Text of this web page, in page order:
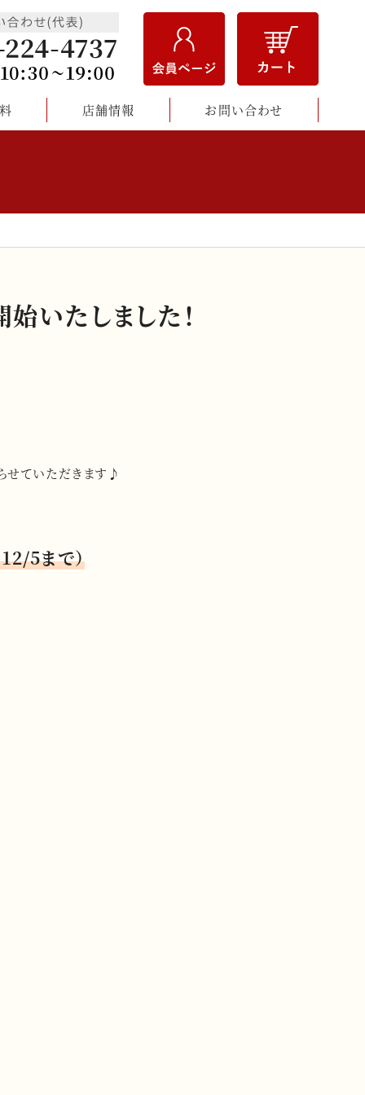
店舗情報 お問い合わせ
いたしました！
せていただきます♪
5まで）